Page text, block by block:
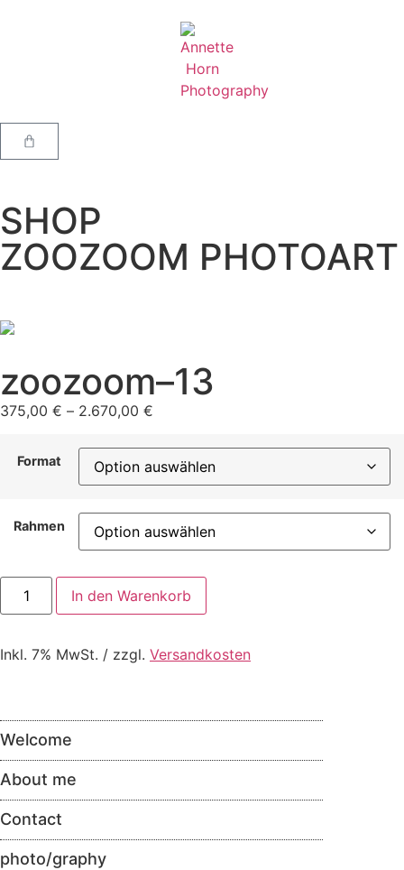
SHOP
ZOOZOOM PHOTOART
zoozoom–13
375,00 € – 2.670,00 €
Format
Rahmen
In den Warenkorb
Inkl. 7% MwSt. / zzgl. Versandkosten
Welcome
About me
Contact
photo/graphy